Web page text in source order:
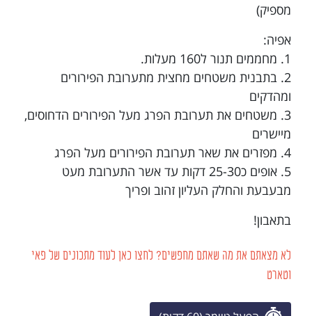
מספיק)
אפיה:
1. מחממים תנור ל160 מעלות.
2. בתבנית משטחים מחצית מתערובת הפירורים
ומהדקים
3. משטחים את תערובת הפרג מעל הפירורים הדחוסים,
מיישרים
4. מפזרים את שאר תערובת הפירורים מעל הפרג
5. אופים כ25-30 דקות עד אשר התערובת מעט
מבעבעת והחלק העליון זהוב ופריך
בתאבון!
לא מצאתם את מה שאתם מחפשים? לחצו כאן לעוד מתכונים של פאי
וטארט